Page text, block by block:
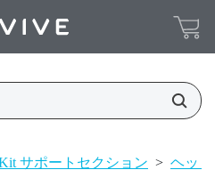
サポートセクション > ヘッ